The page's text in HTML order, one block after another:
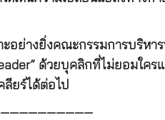
อย่างยิ่งคณะกรรมการบริหา
ด้วยบุคลิกที่ไม่ยอมใค
ลียร์ได้ต่อไป